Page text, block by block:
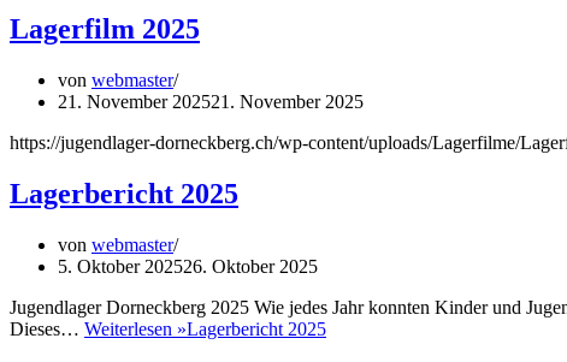
Lagerfilm 2025
von webmaster
21. November 202521. November 2025
https://jugendlager-dorneckberg.ch/wp-content/uploads/Lagerfilme/
Lagerbericht 2025
von webmaster
5. Oktober 202526. Oktober 2025
Jugendlager Dorneckberg 2025 Wie jedes Jahr konnten Kinder und
Dieses… Weiterlesen »Lagerbericht 2025